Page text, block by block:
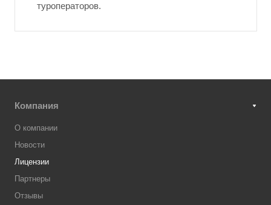
туроператоров.
Компания
О компании
Новости
Лицензии
Партнеры
Отзывы